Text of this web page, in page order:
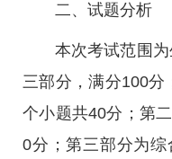
二、试题分析
本次考试范围
三部分，满分100分
个小题共40分；第
0分；第三部分为